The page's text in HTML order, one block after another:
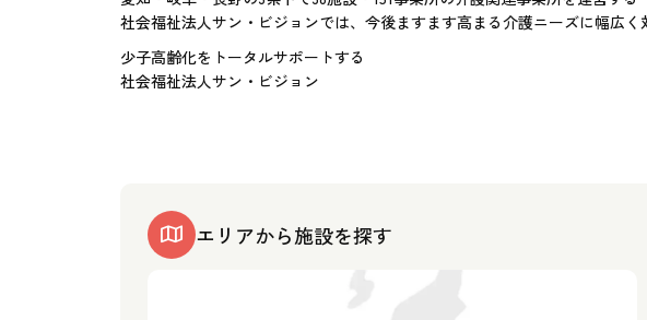
社会福祉法人サン・ビジョンでは、今後ますます高まる介護ニーズに幅広く
少子高齢化をトータルサポートする
社会福祉法人サン・ビジョン
エリアから施設を探す